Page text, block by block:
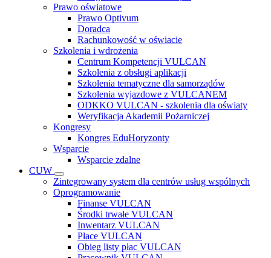
Prawo oświatowe
Prawo Optivum
Doradca
Rachunkowość w oświacie
Szkolenia i wdrożenia
Centrum Kompetencji VULCAN
Szkolenia z obsługi aplikacji
Szkolenia tematyczne dla samorządów
Szkolenia wyjazdowe z VULCANEM
ODKKO VULCAN - szkolenia dla oświaty
Weryfikacja Akademii Pożarniczej
Kongresy
Kongres EduHoryzonty
Wsparcie
Wsparcie zdalne
CUW
Zintegrowany system dla centrów usług wspólnych
Oprogramowanie
Finanse VULCAN
Środki trwałe VULCAN
Inwentarz VULCAN
Płace VULCAN
Obieg listy płac VULCAN